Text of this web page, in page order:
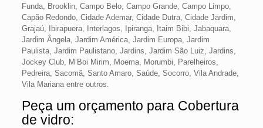
Funda, Brooklin, Campo Belo, Campo Grande, Campo Limpo,
Capão Redondo, Cidade Ademar, Cidade Dutra, Cidade Jardim,
Grajaú, Ibirapuera, Interlagos, Ipiranga, Itaim Bibi, Jabaquara,
Jardim Ângela, Jardim América, Jardim Europa, Jardim
Paulista, Jardim Paulistano, Jardins, Jardim São Luiz, Jardins,
Jockey Club, M’Boi Mirim, Moema, Morumbi, Parelheiros,
Pedreira, Sacomã, Santo Amaro, Saúde, Socorro, Vila Andrade,
Vila Mariana entre outros.
Peça um orçamento para Cobertura
de vidro: